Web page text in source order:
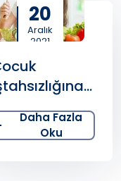
20
Aralık
2021
Şart!
Daha Fazla
Oku